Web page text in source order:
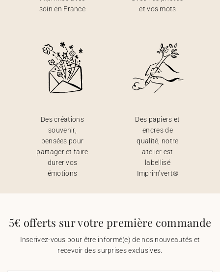
soin en France
et vos mots
Des créations
souvenir,
pensées pour
partager et faire
durer vos
émotions
Des papiers et
encres de
qualité, notre
atelier est
labellisé
Imprim’vert®
5€ offerts sur votre première commande
Inscrivez-vous pour être informé(e) de nos nouveautés et
recevoir des surprises exclusives.